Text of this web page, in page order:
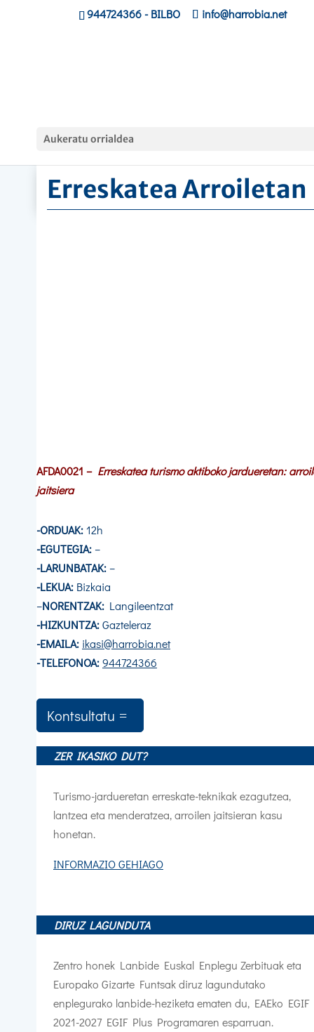
944724366- BILBO info@harrobia.net
Aukeratu orrialdea
Erreskatea Arroiletan
AFDA0021 – Erreskatea turismo aktiboko jardueretan:
jaitsiera
-ORDUAK:12h
-EGUTEGIA:–
-LARUNBATAK:–
-LEKUA: Bizkaia
–NORENTZAK: Langileentzat
-HIZKUNTZA:Gazteleraz
-EMAILA: ikasi@harrobia.net
-TELEFONOA:944724366
Kontsultatu
ZER IKASIKO DUT?
Turismo-jardueretan erreskate-teknikak ezagutzea,
lantzea eta menderatzea, arroilen jaitsieran kasu
honetan.
INFORMAZIO GEHIAGO
DIRUZ LAGUNDUTA
Zentro honek Lanbide Euskal Enplegu Zerbituak eta
Europako Gizarte Funtsak diruz lagundutako
enplegurako lanbide-heziketa ematen du, EAEko EGIF
2021-2027 EGIF Plus Programaren esparruan.